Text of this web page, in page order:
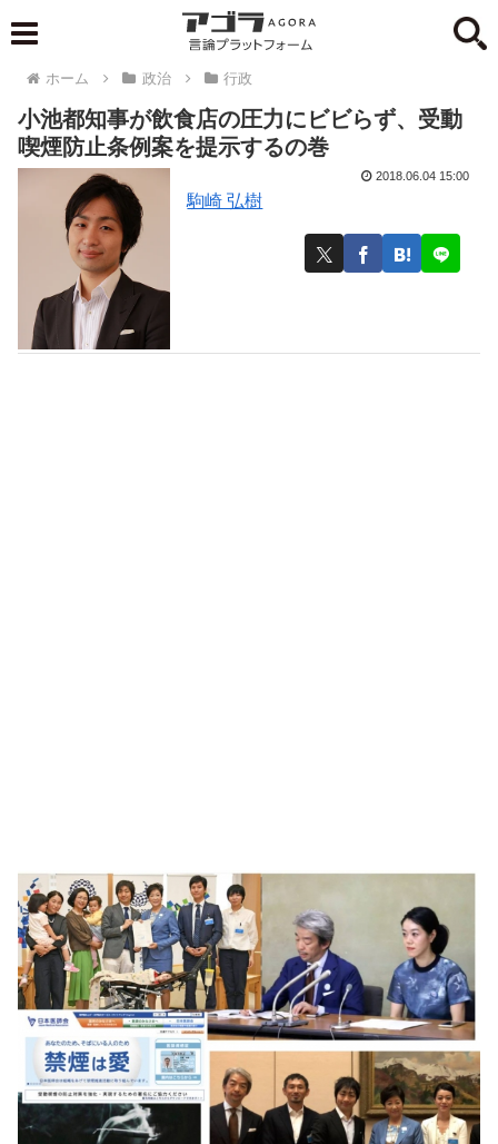
ホーム 政治 行政
小池都知事が飲食店の圧力にビビらず、受動
喫煙防止条例案を提示するの巻
駒崎 弘樹
2018.06.04 15:00